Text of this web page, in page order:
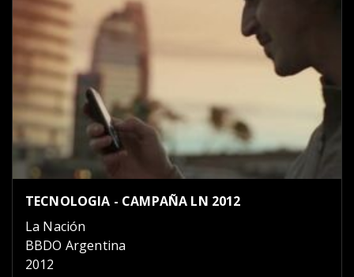
TECNOLOGIA - CAMPAÑA LN 2012
La Nación
BBDO Argentina
2012